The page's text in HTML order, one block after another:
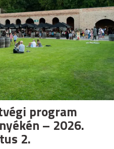
program
– 2026.
2.